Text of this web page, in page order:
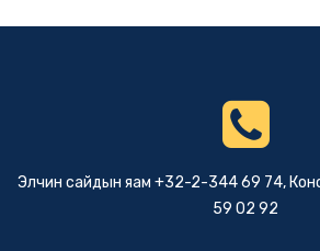
Элчин сайдын яам +32-2-344 69 74,
59 02 92